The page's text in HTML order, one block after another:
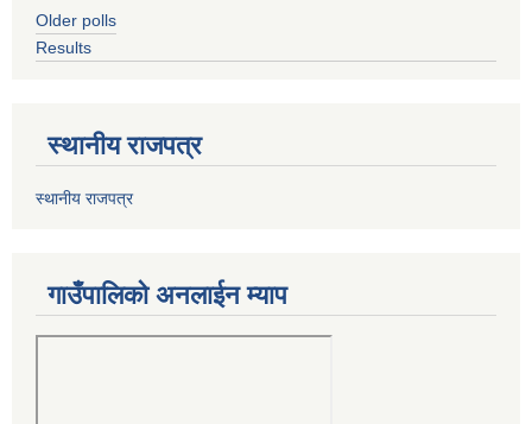
Older polls
Results
स्थानीय राजपत्र
स्थानीय राजपत्र
गाउँपालिको अनलाईन म्याप